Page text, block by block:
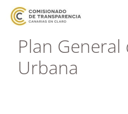
Plan
Urbana